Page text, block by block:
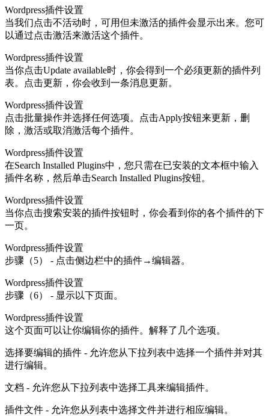
Wordpress插件设置
当我们点击不活动时，可用但未激活的插件会显示出来。您可
以通过点击激活来激活这个插件。
Wordpress插件设置
当你点击Update available时，你会得到一个必须更新的插件列
表。点击更新，你会收到一条消息更新。
Wordpress插件设置
点击批量操作并选择任何选项。点击Apply按钮来更新，删
除，激活或取消激活每个插件。
Wordpress插件设置
在Search Installed Plugins中，您只需在已安装的文本框中输入
插件名称，然后单击Search Installed Plugins按钮。
Wordpress插件设置
当你点击搜索安装的插件按钮时，你会看到你的各个插件的下
一页。
Wordpress插件设置
步骤（5） - 点击侧边栏中的插件→编辑器。
Wordpress插件设置
步骤（6） - 显示以下页面。
Wordpress插件设置
这个页面可以让你编辑你的插件。解释了几个选项。
选择要编辑的插件 - 允许您从下拉列表中选择一个插件并对其
进行编辑。
文档 - 允许您从下拉列表中选择工具来编辑插件。
插件文件 - 允许您从列表中选择文件并进行相应编辑。